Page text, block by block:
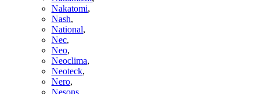
Nakatomi,
Nash,
National,
Nec,
Neo,
Neoclima,
Neoteck,
Nero,
Nesons,